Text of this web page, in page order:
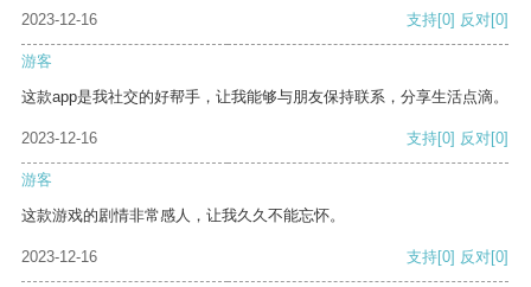
2023-12-16
支持[0] 反对[0]
游客
这款app是我社交的好帮手，让我能够与朋友保持联系，分享生活点滴。
2023-12-16 支持[0] 反对[0]
游客
这款游戏的剧情非常感人，让我久久不能忘怀。
2023-12-16 支持[0] 反对[0]